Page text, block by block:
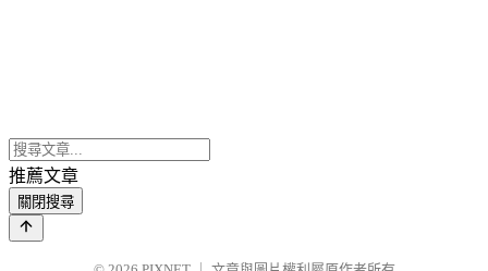
推薦文章
關閉搜尋